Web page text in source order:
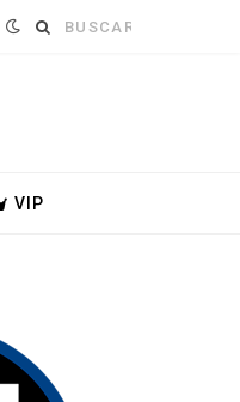
Buscar:
VIP